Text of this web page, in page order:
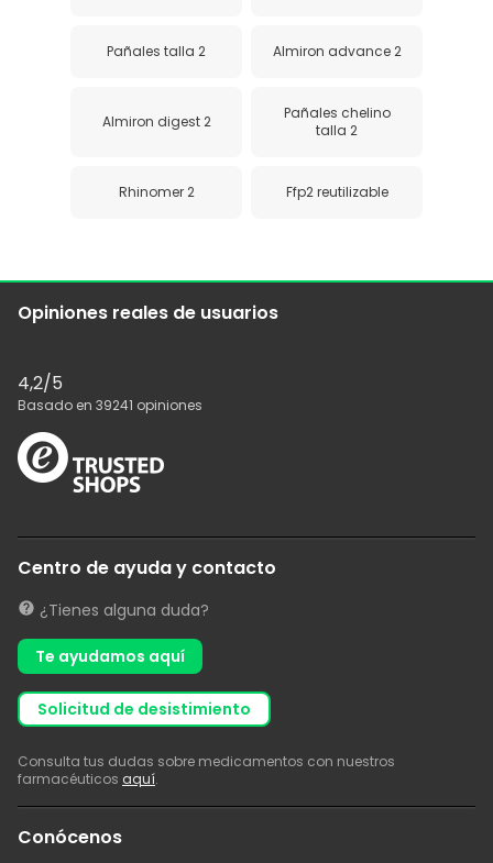
Pañales talla 2 Almiron advance 2
Almiron digest 2
Pañales chelino
talla 2
Rhinomer 2 Ffp2 reutilizable
Opiniones reales de usuarios
4,2/5
Basado en 39241 opiniones
Centro de ayuda y contacto
¿Tienes alguna duda?
Te ayudamos aquí
solicitud de desistimiento
Consulta tus dudas sobre medicamentos con nuestros
farmacéuticos aquí.
Conócenos